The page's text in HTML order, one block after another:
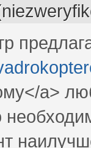
a>